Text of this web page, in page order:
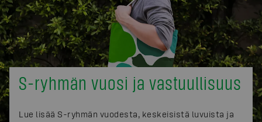
S-ryhmän vuosi ja vastuullisuus
Lue lisää S-ryhmän vuodesta, keskeisistä luvuista ja